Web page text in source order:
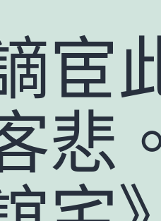
宦
悲